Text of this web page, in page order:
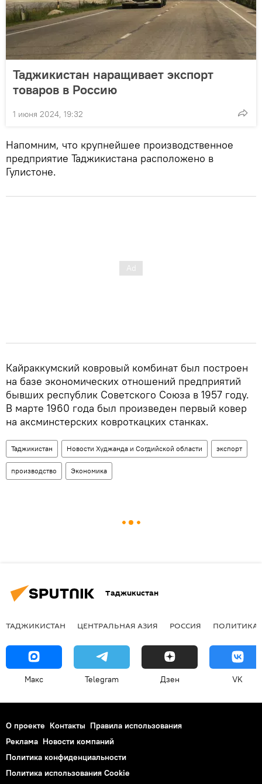
Таджикистан наращивает экспорт
товаров в Россию
1 июня 2024, 19:32
Напомним, что крупнейшее производственное
предприятие Таджикистана расположено в
Гулистоне.
Кайраккумский ковровый комбинат был построен
на базе экономических отношений предприятий
бывших республик Советского Союза в 1957 году.
В марте 1960 года был произведен первый ковер
на аксминстерских ковроткацких станках.
Таджикистан Новости Худжанда и Согдийской области экспорт
производство Экономика
Таджикистан
ТАДЖИКИСТАН ЦЕНТРАЛЬНАЯ АЗИЯ РОССИЯ ПОЛИТИКА
Макс Telegram Дзен VK
О проекте Контакты Правила использования
Реклама Новости компаний
Политика конфиденциальности
Политика использования Cookie